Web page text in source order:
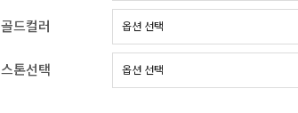
골드컬러
스톤선택